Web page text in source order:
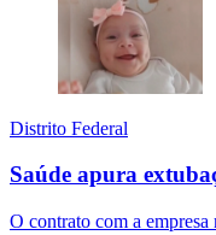
Distrito Federal
Saúde apura
O contrato com a